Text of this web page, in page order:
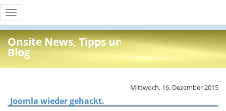
Toggle
navigation
Onsite News, Tipps und Info
Blog
Mittwoch, 16. Dezember 2015
Joomla wieder gehackt.